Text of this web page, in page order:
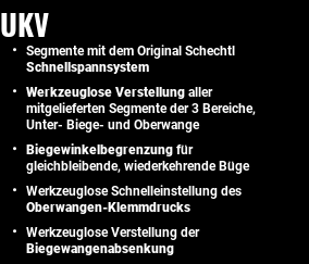
UKV
Segmente mit dem Original Schechtl
Schnellspannsystem
Werkzeuglose Verstellung aller
mitgelieferten Segmente der 3 Bereiche,
Unter- Biege- und Oberwange
Biegewinkelbegrenzung für
gleichbleibende, wiederkehrende Büge
Werkzeuglose Schnelleinstellung des
Oberwangen-Klemmdrucks
Werkzeuglose Verstellung der
Biegewangenabsenkung